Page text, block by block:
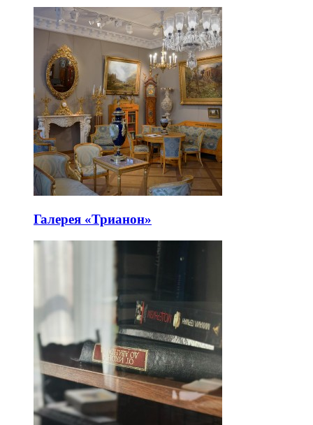
Галерея «Трианон»